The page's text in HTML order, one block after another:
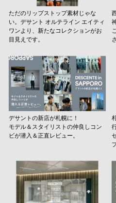
ただのリップストップ素材じゃな
い。デサント オルテライン エイティ
ワンより、新たなコレクションがお
目見えです。
デサントの新店が札幌に！
モデル＆スタイリストの仲良しコン
ビが潜入＆正直レビュー。